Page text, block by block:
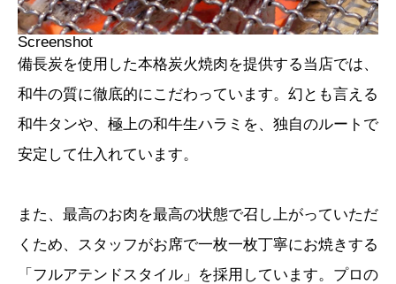
Screenshot
備長炭を使用した本格炭火焼肉を提供する当店では、
和牛の質に徹底的にこだわっています。幻とも言える
和牛タンや、極上の和牛生ハラミを、独自のルートで
安定して仕入れています。
また、最高のお肉を最高の状態で召し上がっていただ
くため、スタッフがお席で一枚一枚丁寧にお焼きする
「フルアテンドスタイル」を採用しています。プロの